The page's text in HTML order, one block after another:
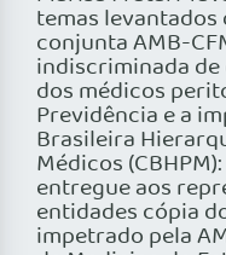
temas
conjunta AMB-
indiscriminada de
dos médicos
Previdência e a
Brasileira
Médicos
entregue aos
entidades cópia
impetrado pela